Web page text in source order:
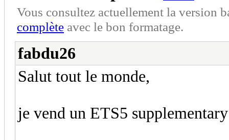
Vous consultez actuellement la version
complète avec le bon formatage.
fabdu26
Salut tout le monde,
je vend un ETS5